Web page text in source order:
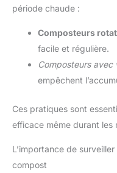
période chaude :
Composteurs
facile et régulière.
Composteurs
empêchent
Ces pratiques sont
efficace même durant les
L’importance de
compost